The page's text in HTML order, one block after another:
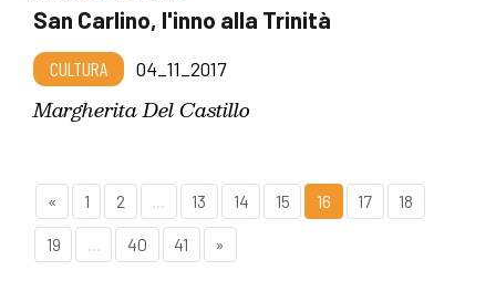
San Carlino, l'inno alla Trinità
CULTURA 04_11_2017
Margherita Del Castillo
« 1 2 ... 13 14 15 16 17 18
19 ... 40 41 »